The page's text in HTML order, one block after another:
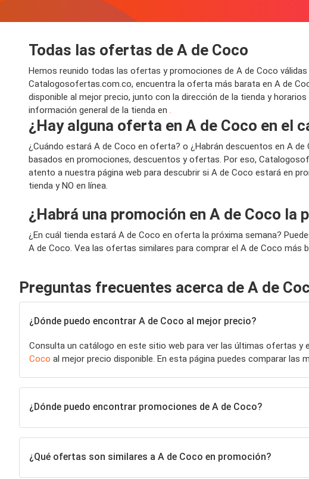
Todas las ofertas de A de Coco
Hemos reunido todas las ofertas y promociones de A de Coco
Catalogosofertas.com.co, encuentra la oferta más barata en A de
disponible al mejor precio, junto con la dirección de la tienda y
información general de la tienda en .
¿Hay alguna oferta en A de Coco en el
¿Cuándo estará A de Coco en oferta? o ¿Habrán descuentos en A
basados en promociones, descuentos y ofertas. Por eso,
atento a nuestra página web para descubrir si A de Coco estará en
tienda y NO en línea.
¿Habrá una promoción en A de Coco la
¿En cuál tienda estará A de Coco en oferta la próxima semana?
A de Coco. Vea las ofertas similares para comprar el A de Coco más
Preguntas frecuentes acerca de A de
¿Dónde puedo encontrar A de Coco al mejor precio?
Consulta un catálogo en este sitio web para ver las últimas ofertas y
Coco al mejor precio disponible. En esta página puedes comparar las
¿Dónde puedo encontrar promociones de A de Coco?
¿Qué ofertas son similares a A de Coco en promoción?